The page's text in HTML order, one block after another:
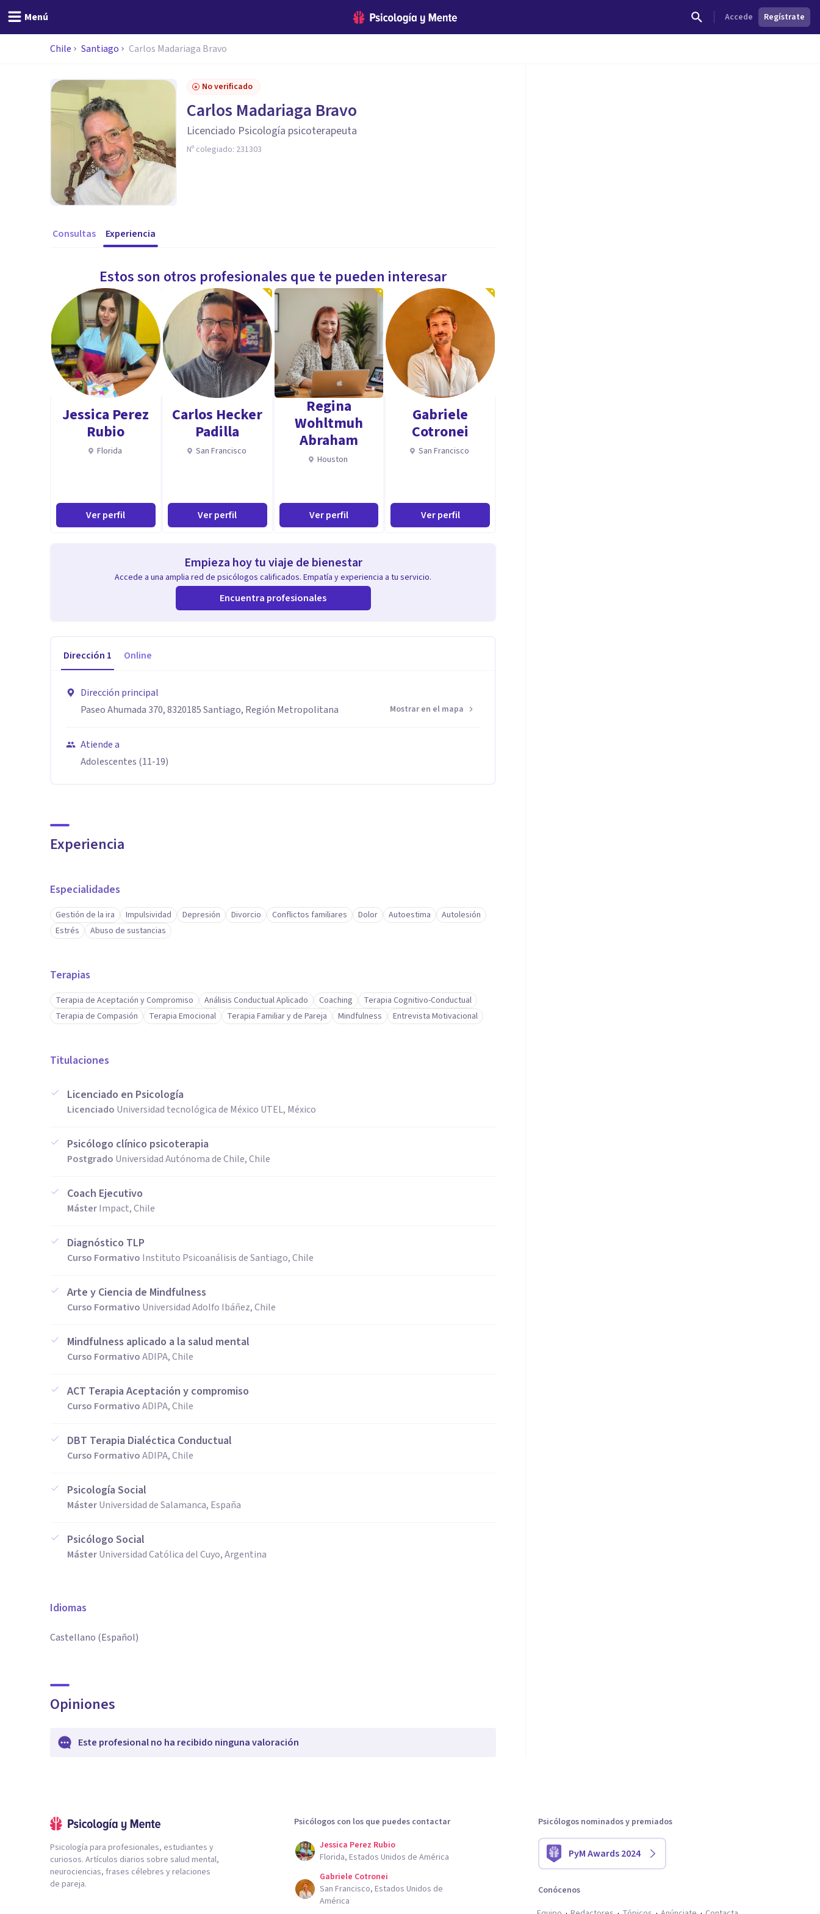
Menú Accede Regístrate
Chile Santiago Carlos Madariaga Bravo
No verificado
Carlos Madariaga Bravo
Licenciado Psicología psicoterapeuta
Nº colegiado: 231303
Consultas Experiencia
Estos son otros profesionales que te pueden interesar
Jessica Perez
Rubio
Florida
Ver perfil
Carlos Hecker
Padilla
San Francisco
Ver perfil
Regina
Wohltmuh
Abraham
Houston
Ver perfil
Gabriele
Cotronei
San Francisco
Ver perfil
Empieza hoy tu viaje de bienestar
Accede a una amplia red de psicólogos calificados. Empatía y experiencia a tu servicio.
Encuentra profesionales
Dirección 1 Online
Dirección principal
Paseo Ahumada 370, 8320185 Santiago, Región Metropolitana
Mostrar en el mapa
Atiende a
Adolescentes (11-19)
Experiencia
Especialidades
Gestión de la ira Impulsividad Depresión Divorcio Conflictos familiares Dolor Autoestima
Autolesión
Estrés
Abuso de sustancias
Terapias
Terapia de Aceptación y Compromiso Análisis Conductual Aplicado Coaching
Terapia Cognitivo-Conductual
Terapia de Compasión
Terapia Emocional Terapia Familiar y de Pareja Mindfulness Entrevista Motivacional
Titulaciones
Licenciado en Psicología
Licenciado Universidad tecnológica de México UTEL, México
Psicólogo clínico psicoterapia
Postgrado Universidad Autónoma de Chile, Chile
Coach Ejecutivo
MásterImpact, Chile
Diagnóstico TLP
Curso Formativo Instituto Psicoanálisis de Santiago, Chile
Arte y Ciencia de Mindfulness
Curso Formativo Universidad Adolfo Ibáñez, Chile
Mindfulness aplicado a la salud mental
Curso FormativoADIPA, Chile
ACT Terapia Aceptación y compromiso
Curso FormativoADIPA, Chile
DBT Terapia Dialéctica Conductual
Curso FormativoADIPA, Chile
Psicología Social
MásterUniversidad de Salamanca, España
Psicólogo Social
MásterUniversidad Católica del Cuyo, Argentina
Idiomas
Castellano (Español)
Opiniones
Este profesional no ha recibido ninguna valoración
Psicología para profesionales, estudiantes y
curiosos. Artículos diarios sobre salud mental,
neurociencias, frases célebres y relaciones
de pareja.
Psicólogos con los que puedes contactar
Jessica Perez Rubio
Florida, Estados Unidos de América
Gabriele Cotronei
San Francisco, Estados Unidos de
América
Psicólogos nominados y premiados
PyM Awards 2024
Conócenos